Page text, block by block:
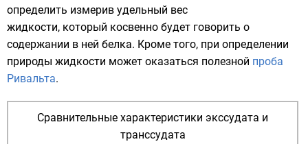
определить измерив удельный вес
жидкости, который косвенно будет говорить о
содержании в ней белка. Кроме того, при определении
природы жидкости может оказаться полезной проба
Ривальта.
Сравнительные характеристики экссудата и
транссудата